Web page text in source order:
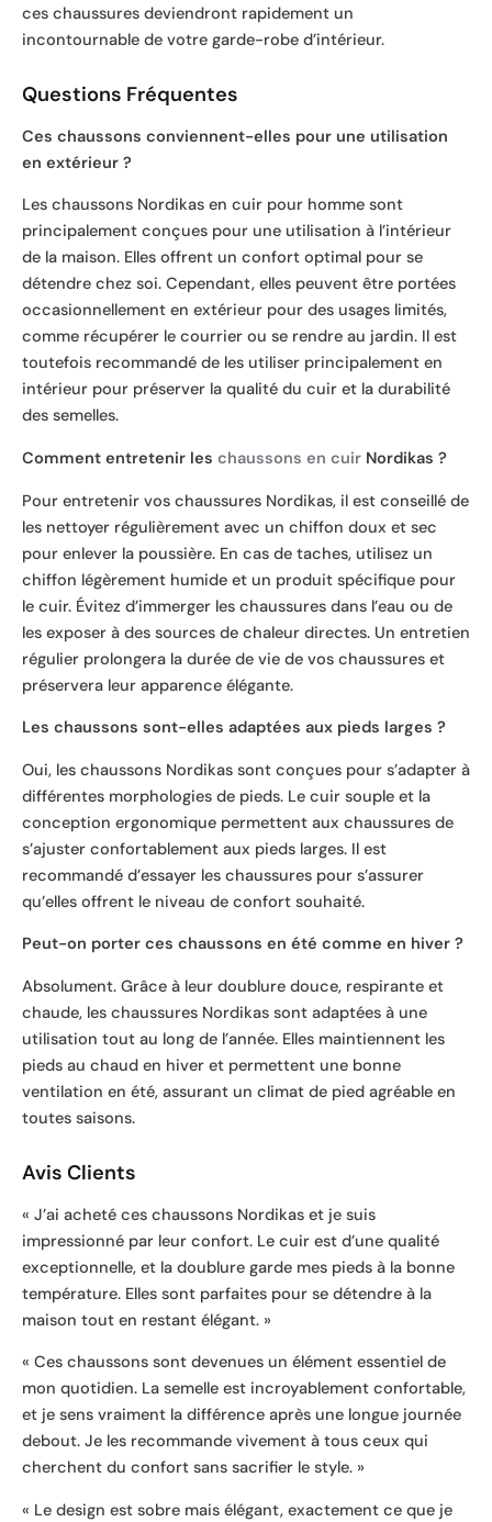
ces chaussures deviendront rapidement un
incontournable de votre garde-robe d’intérieur.
Questions Fréquentes
Ces chaussons conviennent-elles pour une utilisation
en extérieur ?
Les chaussons Nordikas en cuir pour homme sont
principalement conçues pour une utilisation à l’intérieur
de la maison. Elles offrent un confort optimal pour se
détendre chez soi. Cependant, elles peuvent être portées
occasionnellement en extérieur pour des usages limités,
comme récupérer le courrier ou se rendre au jardin. Il est
toutefois recommandé de les utiliser principalement en
intérieur pour préserver la qualité du cuir et la durabilité
des semelles.
Comment entretenir les chaussons en cuir Nordikas ?
Pour entretenir vos chaussures Nordikas, il est conseillé de
les nettoyer régulièrement avec un chiffon doux et sec
pour enlever la poussière. En cas de taches, utilisez un
chiffon légèrement humide et un produit spécifique pour
le cuir. Évitez d’immerger les chaussures dans l’eau ou de
les exposer à des sources de chaleur directes. Un entretien
régulier prolongera la durée de vie de vos chaussures et
préservera leur apparence élégante.
Les chaussons sont-elles adaptées aux pieds larges ?
Oui, les chaussons Nordikas sont conçues pour s’adapter à
différentes morphologies de pieds. Le cuir souple et la
conception ergonomique permettent aux chaussures de
s’ajuster confortablement aux pieds larges. Il est
recommandé d’essayer les chaussures pour s’assurer
qu’elles offrent le niveau de confort souhaité.
Peut-on porter ces chaussons en été comme en hiver ?
Absolument. Grâce à leur doublure douce, respirante et
chaude, les chaussures Nordikas sont adaptées à une
utilisation tout au long de l’année. Elles maintiennent les
pieds au chaud en hiver et permettent une bonne
ventilation en été, assurant un climat de pied agréable en
toutes saisons.
Avis Clients
« J’ai acheté ces chaussons Nordikas et je suis
impressionné par leur confort. Le cuir est d’une qualité
exceptionnelle, et la doublure garde mes pieds à la bonne
température. Elles sont parfaites pour se détendre à la
maison tout en restant élégant. »
« Ces chaussons sont devenues un élément essentiel de
mon quotidien. La semelle est incroyablement confortable,
et je sens vraiment la différence après une longue journée
debout. Je les recommande vivement à tous ceux qui
cherchent du confort sans sacrifier le style. »
« Le design est sobre mais élégant, exactement ce que je